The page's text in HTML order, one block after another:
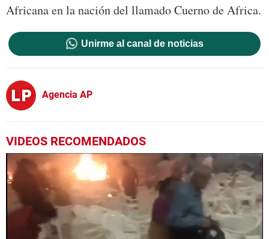
Africana en la nación del llamado Cuerno de Africa.
Unirme al canal de noticias
Agencia AP
VIDEOS RECOMENDADOS